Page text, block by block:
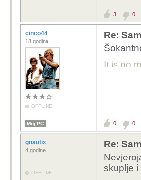
3 0
cinco44
18 godina
OFFLINE
Re:
It is no
Moj PC 0 0
gnautix
4 godine
OFFLINE
Re:
skuplje i